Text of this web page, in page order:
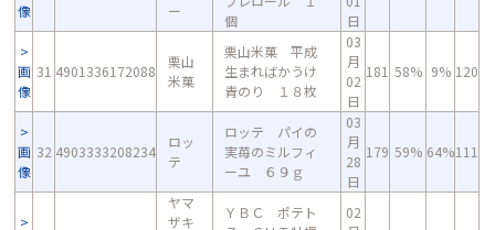
像
ー
個
日
画
像
31 4901336172088
栗山
米菓
栗山米菓 平成
生まればかうけ
青のり １８枚
03
月
02
日
181 58% 9% 120
画
像
32 4903333208234
ロッ
テ
ロッテ パイの
実苺のミルフィ
ーユ ６９ｇ
03
月
28
日
179 59% 64%111
ヤマ
ザキ
ＹＢＣ ポテト
02